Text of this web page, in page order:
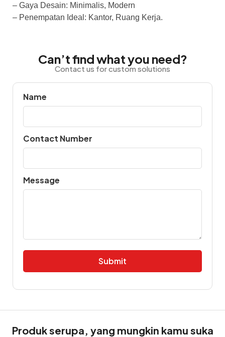
– Gaya Desain: Minimalis, Modern
– Penempatan Ideal: Kantor, Ruang Kerja.
Can’t find what you need?
Contact us for custom solutions
Name
Contact Number
Message
Produk serupa, yang mungkin kamu suka